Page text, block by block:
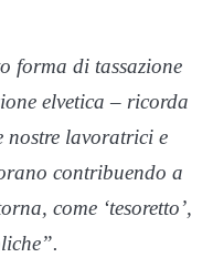
forma di tassazione
elvetica – ricorda
nostre lavoratrici e
contribuendo a
come ‘tesoretto’,